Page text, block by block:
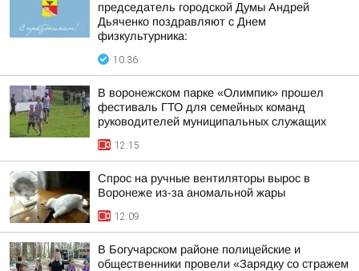
председатель городской Думы Андрей
Дьяченко поздравляют с Днем
физкультурника:
10:36
В воронежском парке «Олимпик» прошел
фестиваль ГТО для семейных команд
руководителей муниципальных служащих
12:15
Спрос на ручные вентиляторы вырос в
Воронеже из-за аномальной жары
12:09
В Богучарском районе полицейские и
общественники провели «Зарядку со стражем